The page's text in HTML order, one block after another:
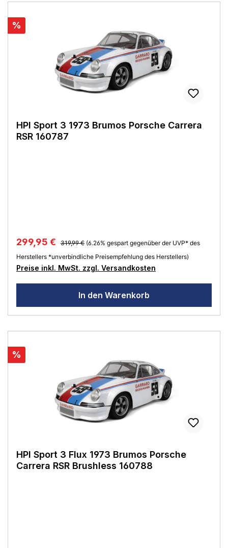
%
HPI Sport 3 1973 Brumos Porsche Carrera
RSR 160787
299,95 € 319,99 € (6.26% gespart gegenüber der UVP* des
Herstellers *unverbindliche Preisempfehlung des Herstellers)
Preise inkl. MwSt. zzgl. Versandkosten
In den Warenkorb
%
HPI Sport 3 Flux 1973 Brumos Porsche
Carrera RSR Brushless 160788